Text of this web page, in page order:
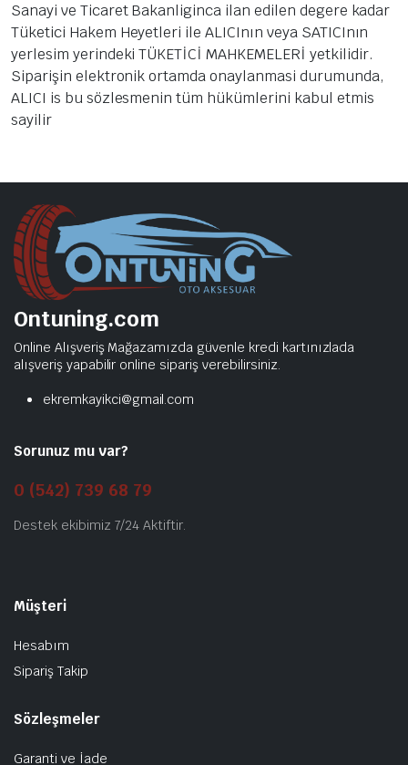
Sanayi ve Ticaret Bakanliginca ilan edilen degere kadar
Tüketici Hakem Heyetleri ile ALICInın veya SATICInın
yerlesim yerindeki TÜKETİCİ MAHKEMELERİ yetkilidir.
Siparişin elektronik ortamda onaylanmasi durumunda,
ALICI is bu sözlesmenin tüm hükümlerini kabul etmis
sayilir
Ontuning.com
Online Alışveriş Mağazamızda güvenle kredi kartınızlada
alışveriş yapabilir online sipariş verebilirsiniz.
ekremkayikci@gmail.com
Sorunuz mu var?
0 (542) 739 68 79
Destek ekibimiz 7/24 Aktiftir.
Müşteri
Hesabım
Sipariş Takip
Sözleşmeler
Garanti ve İade